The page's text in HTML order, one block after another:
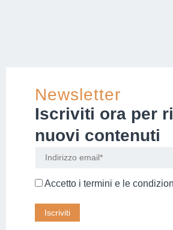
Newsletter
Iscriviti ora per
nuovi contenuti
Accetto i termini e le